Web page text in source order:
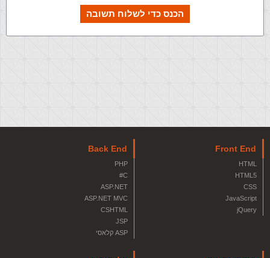
הכנס כדי לשלוח תשובה
Front End
HTML
HTML5
CSS
JavaScript
jQuery
Back End
PHP
C#
ASP.NET
ASP.NET MVC
CSHTML
JSP
ASP קלאסי